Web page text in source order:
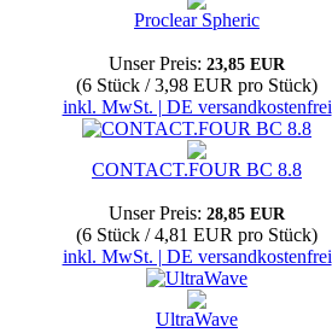
Proclear Spheric
Unser Preis: 23,85 EUR
(6 Stück / 3,98 EUR pro Stück)
inkl. MwSt. | DE versandkostenfrei
CONTACT.FOUR BC 8.8
Unser Preis: 28,85 EUR
(6 Stück / 4,81 EUR pro Stück)
inkl. MwSt. | DE versandkostenfrei
UltraWave